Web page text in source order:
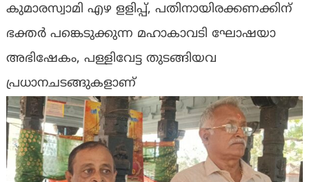
കുമാരസ്വാമി എഴ ളളിപ്പ്, പതിനായിരക്കണക്കിന്
ഭക്തർ പങ്കെടുക്കുന്ന മഹാകാവടി ഘോഷയാ
അഭിഷേകം, പള്ളിവേട്ട തുടങ്ങിയവ
പ്രധാനചടങ്ങുകളാണ്